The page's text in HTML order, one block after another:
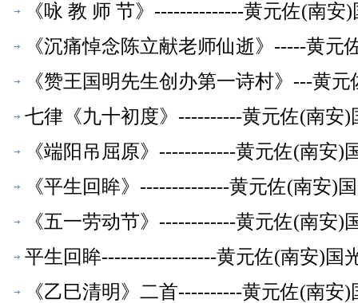
《咏 教 师 节》--------------黄元佐(南
《沉痛悼念陈立献老师仙逝》-----黄
《赞王国明先生创办第一诗村》---黄
七律《九十初度》----------黄元佐(南安
《端阳吊屈原》------------黄元佐(南安
《平生回眸》--------------黄元佐(南安)
《五一劳动节》------------黄元佐(南安
平生回眸------------------黄元佐(南安)国
《乙巳清明》二首----------黄元佐(南